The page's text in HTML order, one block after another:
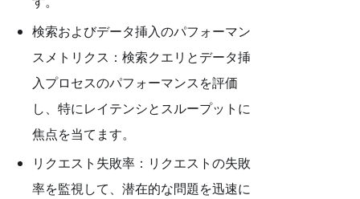
検索およびデータ挿入のパフォーマン
スメトリクス：検索クエリとデータ挿
入プロセスのパフォーマンスを評価
し、特にレイテンシとスループットに
焦点を当てます。
リクエスト失敗率：リクエストの失敗
率を監視して、潜在的な問題を迅速に